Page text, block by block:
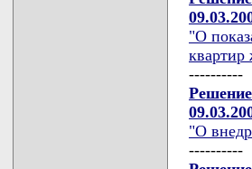
"О
квартир
----------
"О
----------